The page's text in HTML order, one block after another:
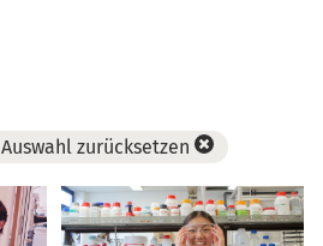
Auswahl zurücksetzen